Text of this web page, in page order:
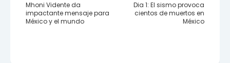
Dia 1: El sismo provoca
cientos de muertos en
México
Mhoni Vidente da
impactante mensaje para
México y el mundo